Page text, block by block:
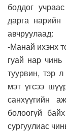
боддог
дарга нарийн
авчруулаад:
-Манай ихэнх
гуай нар чинь
туурвин, тэр
мэт үгсээ
санхүүгийн
болоогүй
сургуулиас